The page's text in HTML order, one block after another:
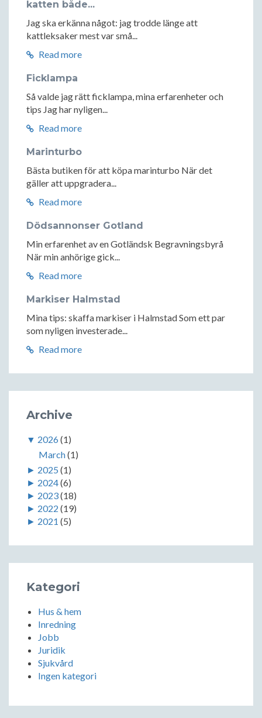
katten både...
Jag ska erkänna något: jag trodde länge att
kattleksaker mest var små...
Read more
Ficklampa
Så valde jag rätt ficklampa, mina erfarenheter och
tips Jag har nyligen...
Read more
Marinturbo
Bästa butiken för att köpa marinturbo När det
gäller att uppgradera...
Read more
Dödsannonser Gotland
Min erfarenhet av en Gotländsk Begravningsbyrå
När min anhörige gick...
Read more
Markiser Halmstad
Mina tips: skaffa markiser i Halmstad Som ett par
som nyligen investerade...
Read more
Archive
▼ 2026(1)
March(1)
► 2025 (1)
► 2024(6)
► 2023(18)
► 2022 (19)
► 2021 (5)
Kategori
Hus & hem
Inredning
Jobb
Juridik
Sjukvård
Ingen kategori